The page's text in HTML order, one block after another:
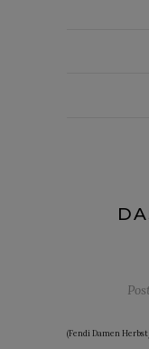
(Fendi Damen